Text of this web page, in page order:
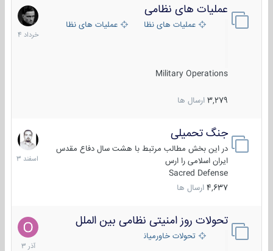
عملیات های نظامی
عملیات های نظامی ایرانعملیات های نظامی خارجی
Military Operations
3,279 ارسال ها
5
خرداد
1404
جنگ تحمیلی
در این بخش مطالب مرتبط با هشت سال دفاع مقدس
ایران اسلامی را ارس
Sacred Defense
4,637 ارسال ها
20
اسفند
1403
تحولات روز امنیتی نظامی بین الملل
تحولات خاورمیانه
21
آذر
1403